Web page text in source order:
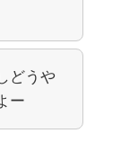
どうや
ー